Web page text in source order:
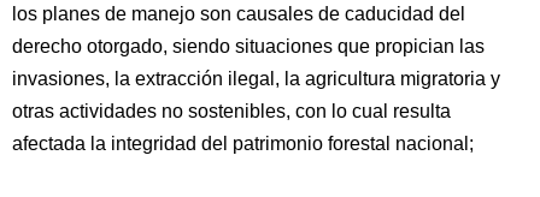
los planes de manejo son causales de caducidad del
derecho otorgado, siendo situaciones que propician las
invasiones, la extracción ilegal, la agricultura migratoria y
otras actividades no sostenibles, con lo cual resulta
afectada la integridad del patrimonio forestal nacional;